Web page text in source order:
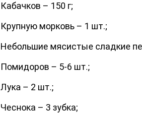
Кабачков – 150 г;
Крупную морковь – 1 шт.;
Небольшие мясистые сладкие
Помидоров – 5-6 шт.;
Лука – 2 шт.;
Чеснока – 3 зубка;